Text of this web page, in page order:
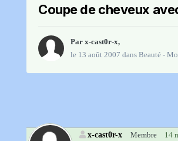
Coupe de cheveux
Par x-cast0r-x,
le 13 août 2007 dans Beauté -
x-cast0r-x Membre
14